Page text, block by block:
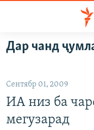
Ҷаҳиш
ба
аслӣ
ба
феҳристи
ГӮШАҲО
ҚАЗИЯИ "КРОКУС"
РӮЗГОРИ МУҲОҶИР
Дар чанд
Сентябр 01, 2009
ИА низ ба
мегузарад